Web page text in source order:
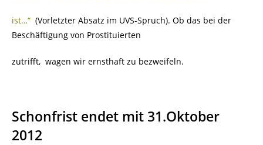
ist…“ (Vorletzter Absatz im UVS-Spruch). Ob das bei der
Beschäftigung von Prostituierten
zutrifft, wagen wir ernsthaft zu bezweifeln.
Schonfrist endet mit 31.Oktober
2012